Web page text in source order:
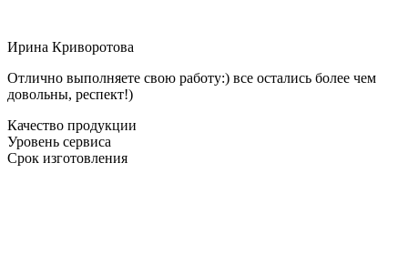
Ирина Криворотова
Отлично выполняете свою работу:) все остались более чем
довольны, респект!)
Качество продукции
Уровень сервиса
Срок изготовления